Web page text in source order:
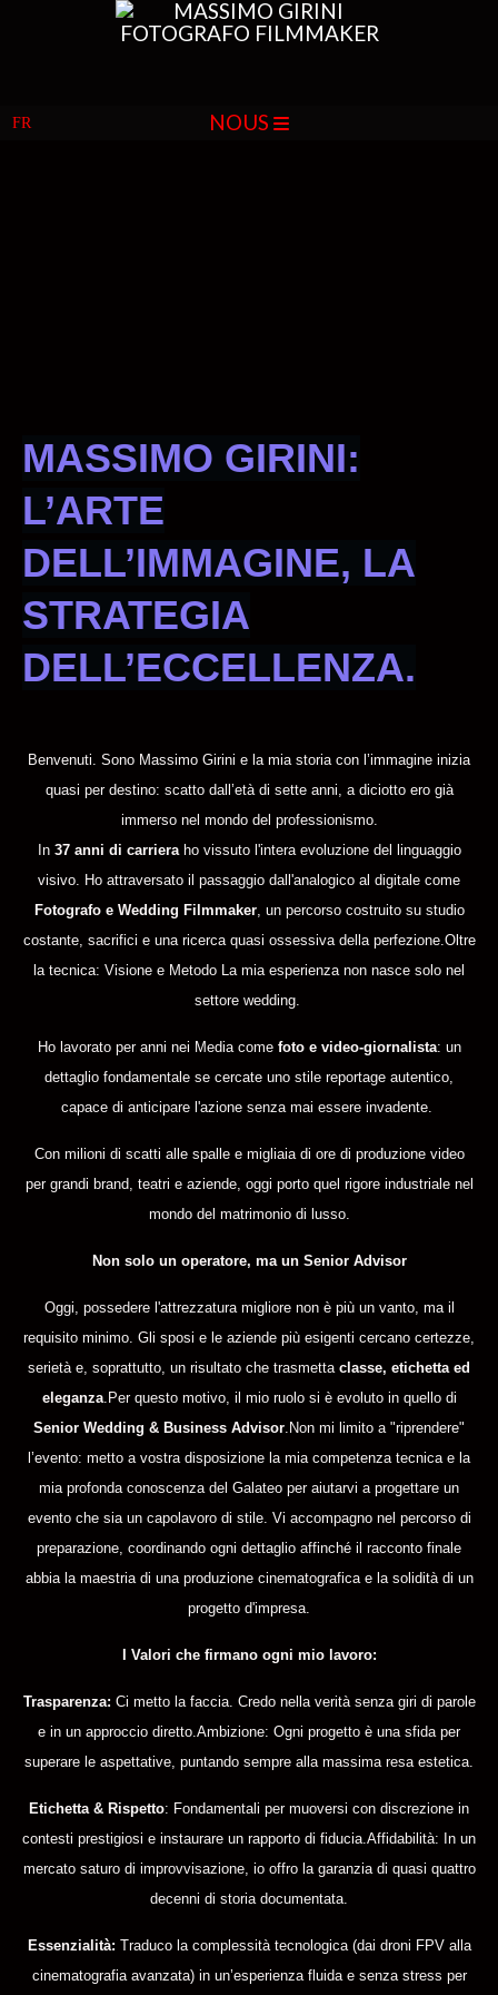
NOUS
MASSIMO GIRINI:
L’ARTE
DELL’IMMAGINE, LA
STRATEGIA
DELL’ECCELLENZA.
Benvenuti. Sono Massimo Girini e la mia storia con l’immagine inizia
quasi per destino: scatto dall’età di sette anni, a diciotto ero già
immerso nel mondo del professionismo.
In 37 anni di carrieraho vissuto l'intera evoluzione del linguaggio
visivo. Ho attraversato il passaggio dall'analogico al digitale come
Fotografo e Wedding Filmmaker, un percorso costruito su studio
costante, sacrifici e una ricerca quasi ossessiva della perfezione.Oltre
la tecnica: Visione e Metodo La mia esperienza non nasce solo nel
settore wedding.
Ho lavorato per anni nei Media come foto e video-giornalista: un
dettaglio fondamentale se cercate uno stile reportage autentico,
capace di anticipare l'azione senza mai essere invadente.
Con milioni di scatti alle spalle e migliaia di ore di produzione video
per grandi brand, teatri e aziende, oggi porto quel rigore industriale nel
mondo del matrimonio di lusso.
Non solo un operatore, ma un Senior Advisor
Oggi, possedere l'attrezzatura migliore non è più un vanto, ma il
requisito minimo. Gli sposi e le aziende più esigenti cercano certezze,
serietà e, soprattutto, un risultato che trasmetta classe, etichetta ed
eleganza.Per questo motivo, il mio ruolo si è evoluto in quello di
Senior Wedding & Business Advisor.Non mi limito a "riprendere"
l’evento: metto a vostra disposizione la mia competenza tecnica e la
mia profonda conoscenza del Galateo per aiutarvi a progettare un
evento che sia un capolavoro di stile. Vi accompagno nel percorso di
preparazione, coordinando ogni dettaglio affinché il racconto finale
abbia la maestria di una produzione cinematografica e la solidità di un
progetto d'impresa.
I Valori che firmano ogni mio lavoro:
Trasparenza: Ci metto la faccia. Credo nella verità senza giri di parole
e in un approccio diretto.Ambizione: Ogni progetto è una sfida per
superare le aspettative, puntando sempre alla massima resa estetica.
Etichetta & Rispetto: Fondamentali per muoversi con discrezione in
contesti prestigiosi e instaurare un rapporto di fiducia.Affidabilità: In un
mercato saturo di improvvisazione, io offro la garanzia di quasi quattro
decenni di storia documentata.
Essenzialità: Traduco la complessità tecnologica (dai droni FPV alla
cinematografia avanzata) in un’esperienza fluida e senza stress per